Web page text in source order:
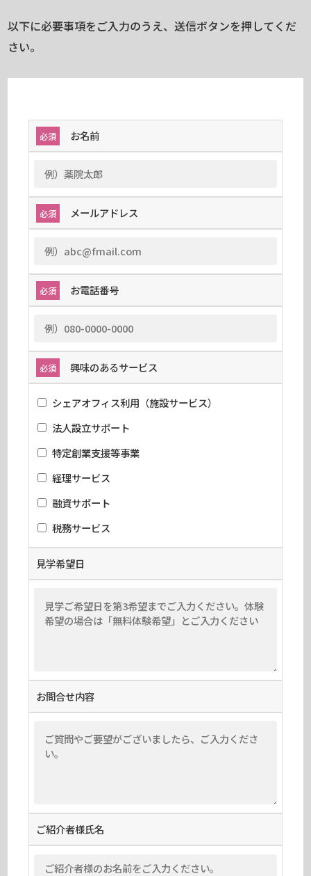
以下に必要事項をご入力のうえ、送信ボタンを押してくだ
さい。
必須 お名前
必須 メールアドレス
必須 お電話番号
必須 興味のあるサービス
シェアオフィス利用（施設サービス）
法人設立サポート
特定創業支援等事業
経理サービス
融資サポート
税務サービス
見学希望日
お問合せ内容
ご紹介者様氏名